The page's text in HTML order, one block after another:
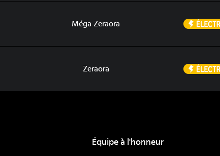
Méga Zeraora
Zeraora
Équipe à l'honneur